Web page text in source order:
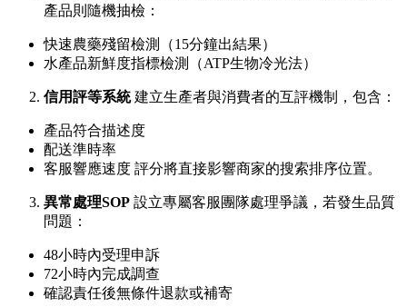
產品則隨機抽檢：
快速農藥殘留檢測（15分鐘出結果）
水產品新鮮度指標檢測（ATP生物冷光法）
信用評等系統建立生產者與消費者的互評機制，包含：
產品符合描述度
配送準時率
客服響應速度 評分將直接影響商家的搜索排序位置。
異常處理SOP 設立專屬客服團隊處理爭議，若發生品質
問題：
48小時內受理申訴
72小時內完成調查
確認責任後無條件退款或補寄